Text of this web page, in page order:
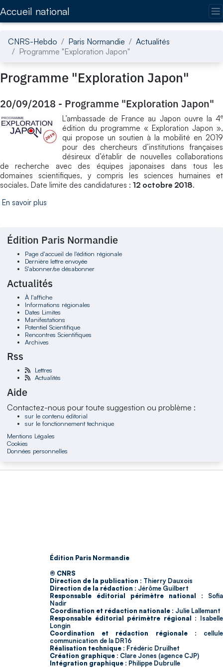
Accueil national
CNRS-Hebdo Paris Normandie
Actualités
Programme "Exploration Japon"
Programme "Exploration Japon"
20/09/2018 - Programme "Exploration Japon"
L’ambassade de France au Japon ouvre la 4e
édition du programme « Exploration Japon »,
qui propose un soutien à la mobilité en 2019
pour des chercheurs d’institutions françaises
désireux d’établir de nouvelles collaborations
de recherche avec des équipes japonaises dans tous les
domaines scientifiques, y compris les sciences humaines et
sociales. Date limite des candidatures : 12 octobre 2018.
En savoir plus
Édition Paris Normandie
Page d'accueil de l'édition régionale
Dernière lettre envoyée
S'abonner/se désabonner
Actualités
À l'affiche
Informations régionales
Dates Limites
Manifestations
Potentiel Scientifique
Rencontres Scientifiques
Archives
Rss
Lettres
Actualités
Aide
Contactez-nous pour toute suggestion ou problème :
sur le contenu éditorial
sur le fonctionnement technique
Mentions Légales
Cookies
Données personnelles
Édition Paris Normandie
© CNRS
Direction de la publication : Thierry Dauxois
Direction de la rédaction : Jérôme Guilbert
Responsable éditorial périmètre national : Sofia
Nadir
Coordination et rédaction nationale : Julie Lallemant
Responsable éditorial périmètre régional : Isabelle
Longin
Coordination et rédaction régionale : cellule
communication de la DR16
Réalisation technique : Frédéric Druilhet
Création graphique : Clare Jones (agence CJP)
Intégration graphique : Philippe Dubrulle